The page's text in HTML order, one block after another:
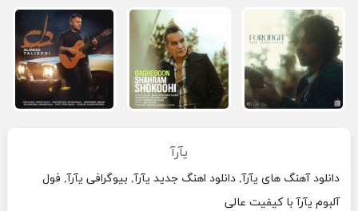
یآرآ
دانلود آهنگ های یآرآ, دانلود اهنگ جدید یآرآ, بیوگرافی یآرآ, فول
آلبوم یآرآ با کیفیت عالی